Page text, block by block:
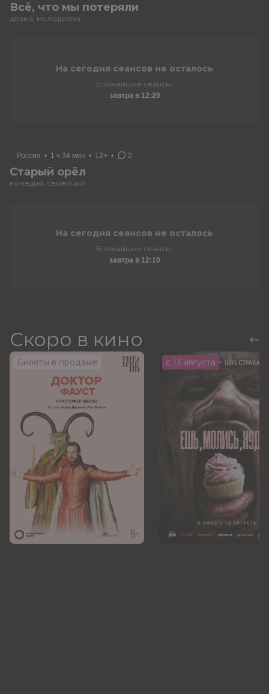
Всё, что мы потеряли
драма, мелодрама
На сегодня сеансов не осталось
Ближайшие сеансы:
завтра в 12:20
Россия • 1 ч 34 мин • 12+ • 2
Старый орёл
комедия, семейный
На сегодня сеансов не осталось
Ближайшие сеансы:
завтра в 12:10
Скоро в кино
Билеты в продаже с 13 августа